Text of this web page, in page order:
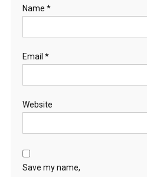
Name *
Email *
Website
Save my name,